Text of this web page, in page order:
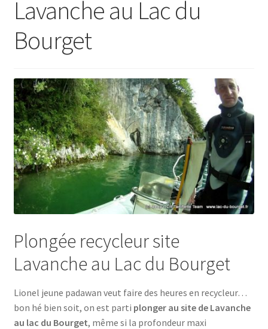
Actualités
Contactez-nous
Lavanche au Lac du
Bourget
Plongée recycleur site
Lavanche au Lac du Bourget
Lionel jeune padawan veut faire des heures en recycleur…
bon hé bien soit, on est parti plonger au site de Lavanche
au lac du Bourget, même si la profondeur maxi